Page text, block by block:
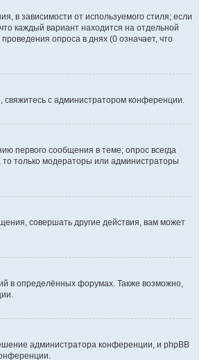
в зависимости от используемого стиля; если
каждый вариант находится на отдельной
опроса в днях (0 означает, что
свяжитесь с администратором конференции.
первого сообщения в теме; опрос всегда
то только модераторы или администраторы
совершать другие действия, вам может
в определённых форумах. Также возможно,
администратора конференции, и phpBB